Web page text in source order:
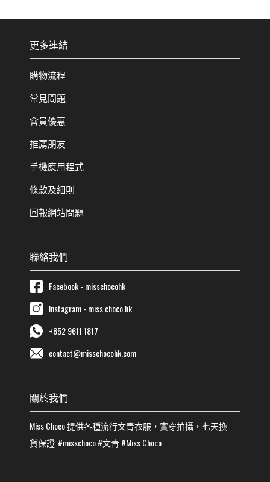
更多連結
購物流程
常見問題
會員優惠
推薦朋友
手機應用程式
條款及細則
回報網站問題
聯絡我們
Facebook - misschocohk
Instagram - miss.choco.hk
+852 9611 1817
contact@misschocohk.com
關於我們
Miss Choco提供各種流行文青衣服，實穿拍攝，七天換
貨保證 #misschoco#文青#Miss Choco